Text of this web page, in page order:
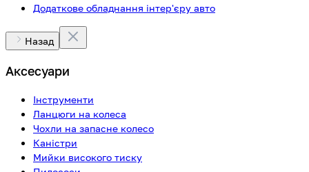
Додаткове обладнання інтер'єру авто
Назад
Аксесуари
Інструменти
Ланцюги на колеса
Чохли на запасне колесо
Каністри
Мийки високого тиску